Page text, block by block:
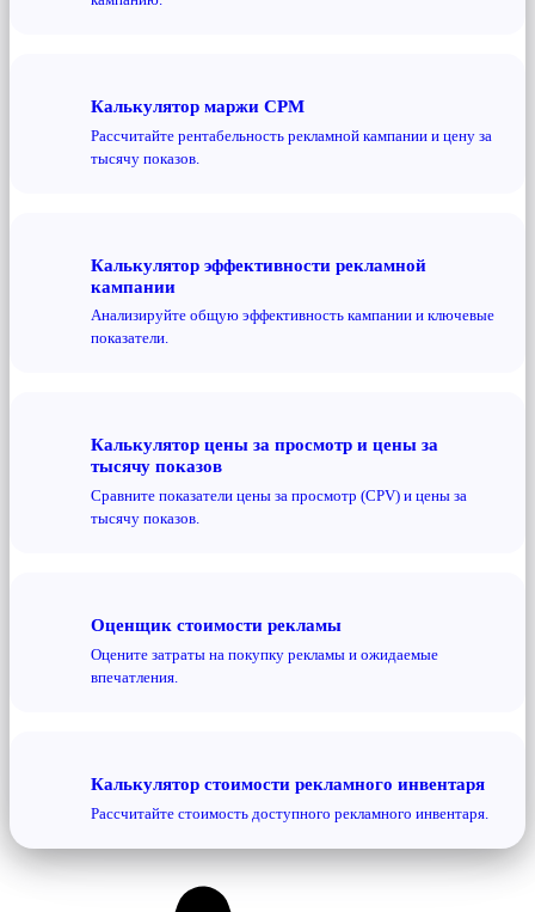
Калькулятор маржи CPM
Рассчитайте рентабельность рекламной кампании и цену за
тысячу показов.
Калькулятор эффективности рекламной
кампании
Анализируйте общую эффективность кампании и ключевые
показатели.
Калькулятор цены за просмотр и цены за
тысячу показов
Сравните показатели цены за просмотр (CPV) и цены за
тысячу показов.
Оценщик стоимости рекламы
Оцените затраты на покупку рекламы и ожидаемые
впечатления.
Калькулятор стоимости рекламного инвентаря
Рассчитайте стоимость доступного рекламного инвентаря.